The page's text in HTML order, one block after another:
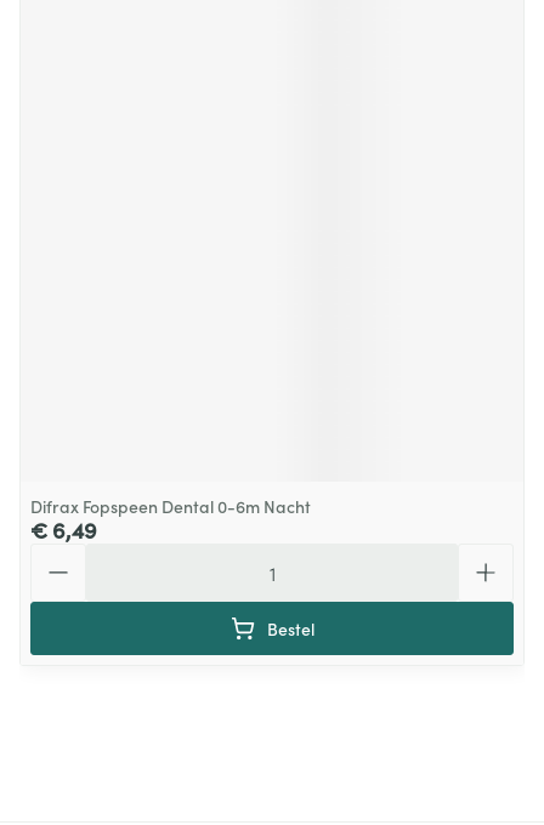
Difrax Fopspeen Dental 0-6m Nacht
€ 6,49
Bestel